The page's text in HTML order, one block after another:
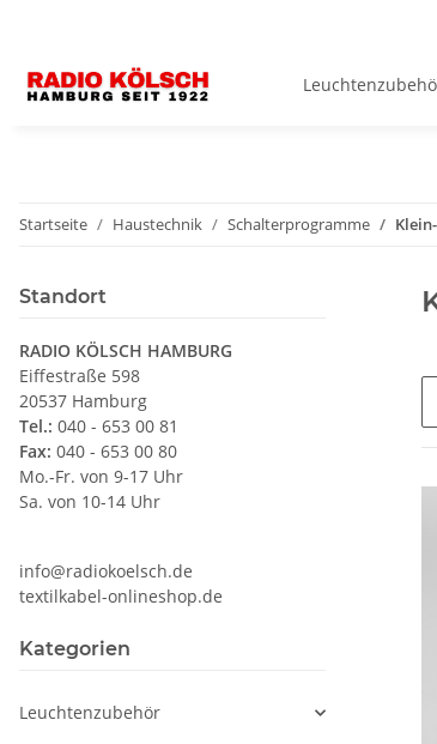
Startseite Haustechnik Schalterprogramme
Standort
RADIO KÖLSCH HAMBURG
Eiffestraße 598
20537 Hamburg
Tel.: 040 - 653 00 81
Fax: 040 - 653 00 80
Mo.-Fr. von 9-17 Uhr
Sa. von 10-14 Uhr
info@radiokoelsch.de
textilkabel-onlineshop.de
Kategorien
Leuchtenzubehör